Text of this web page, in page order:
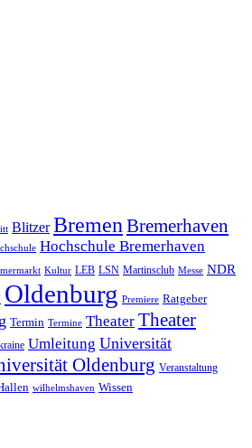
Blitzer Bremen Bremerhaven
Hochschule Bremerhaven
Kultur LEB LSN Martinsclub Messe NDR
Oldenburg Premiere Ratgeber
Termin Termine Theater Theater
Umleitung Universität
Oldenburg Veranstaltung
wilhelmshaven Wissen